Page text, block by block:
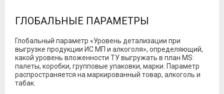
ГЛОБАЛЬНЫЕ ПАРАМЕТРЫ
Глобальный параметр «Уровень детализации при
выгрузке продукции ИС МП и алкоголя», определяющий,
какой уровень вложенности ТУ выгружать в план MS:
палеты, коробки, групповые упаковки, марки. Параметр
распространяется на маркированный товар, алкоголь и
табак.